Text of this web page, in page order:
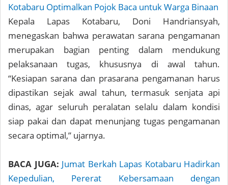
Kotabaru Optimalkan Pojok Baca untuk Warga Binaan
Kepala Lapas Kotabaru, Doni Handriansyah,
menegaskan bahwa perawatan sarana pengamanan
merupakan bagian penting dalam mendukung
pelaksanaan tugas, khususnya di awal tahun.
“Kesiapan sarana dan prasarana pengamanan harus
dipastikan sejak awal tahun, termasuk senjata api
dinas, agar seluruh peralatan selalu dalam kondisi
siap pakai dan dapat menunjang tugas pengamanan
secara optimal,” ujarnya.
BACA JUGA: Jumat Berkah Lapas Kotabaru Hadirkan
Kepedulian, Pererat Kebersamaan dengan